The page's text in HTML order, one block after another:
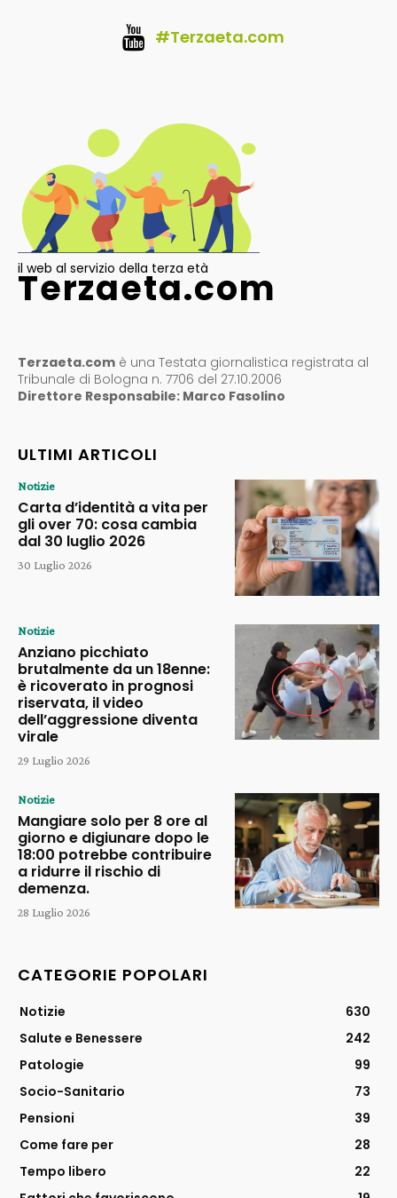
#Terzaeta.com
il web al servizio della terza età
Terzaeta.com
Terzaeta.com è una Testata giornalistica registrata al
Tribunale di Bologna n. 7706 del 27.10.2006
Direttore Responsabile: Marco Fasolino
ULTIMI ARTICOLI
Notizie
Carta d’identità a vita per
gli over 70: cosa cambia
dal 30 luglio 2026
30 Luglio 2026
Notizie
Anziano picchiato
brutalmente da un 18enne:
è ricoverato in prognosi
riservata, il video
dell’aggressione diventa
virale
29 Luglio 2026
Notizie
Mangiare solo per 8 ore al
giorno e digiunare dopo le
18:00 potrebbe contribuire
a ridurre il rischio di
demenza.
28 Luglio 2026
CATEGORIE POPOLARI
Notizie
630
Salute e Benessere
242
Patologie
99
Socio-Sanitario
73
Pensioni
39
Come fare per
28
Tempo libero
22